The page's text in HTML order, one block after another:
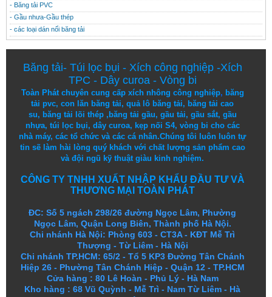
- Băng tải PVC
- Gầu nhưa-Gầu thép
- các loại dán nối băng tải
Băng tải- Túi lọc bụi - Xích công nghiệp-Xích
TPC - Dây curoa - Vòng bi
Toàn Phát chuyên cung cấp xích nhông công nghiệp, băng
tải pvc,con lăn băng tải,quả lô băng tải, băng tải cao
su, băng tải lõi thép,băng tải gầu, gầu tải, gầu sắt, gầu
nhựa, túi lọc bụi, dây curoa, kẹp nối S4, vòng bi cho các
nhà máy, các tổ chức và các cá nhân.Chúng tôi luôn luôn tự
tin sẽ làm hài lòng quý khách với chất lượng sảnphẩm cao
và đội ngũ kỹ thuật giàu kinh nghiệm.
CÔNG TY TNHH XUẤT NHẬP KHẨU ĐẦU TƯ VÀ
THƯƠNG MẠI TOÀN PHÁT
ĐC: Số 5 ngách 298/26 đường Ngọc Lâm, Phường
Ngọc Lâm, Quận Long Biên, Thành phố Hà Nội.
Chi nhánh Hà Nội: Phòng 603 - CT3A - KĐT Mễ Trì
Thượng - Từ Liêm - Hà Nội
Chi nhánh TP.HCM: 65/2 - Tổ 5 KP3 Đường Tân Chánh
Hiệp 26 - Phường Tân Chánh Hiệp - Quận 12 - TP.HCM
Cửa hàng : 80 Lê Hoàn - Phủ Lý - Hà Nam
Kho hàng :68 Vũ Quỳnh - Mễ Trì - Nam Từ Liêm - Hà